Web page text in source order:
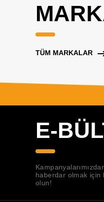
TÜM MARKALAR
E-
haberdar olmak için
olun!